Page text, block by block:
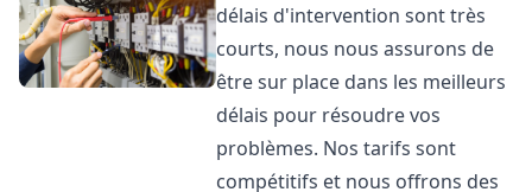
délais d'intervention sont très
courts, nous nous assurons de
être sur place dans les meilleurs
délais pour résoudre vos
problèmes. Nos tarifs sont
compétitifs et nous offrons des